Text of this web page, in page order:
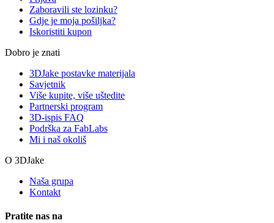
Zaboravili ste lozinku?
Gdje je moja pošiljka?
Iskoristiti kupon
Dobro je znati
3DJake postavke materijala
Savjetnik
Više kupite, više uštedite
Partnerski program
3D-ispis FAQ
Podrška za FabLabs
Mi i naš okoliš
O 3DJake
Naša grupa
Kontakt
Pratite nas na